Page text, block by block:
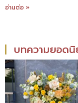
อ่านต่อ »
บทความยอด